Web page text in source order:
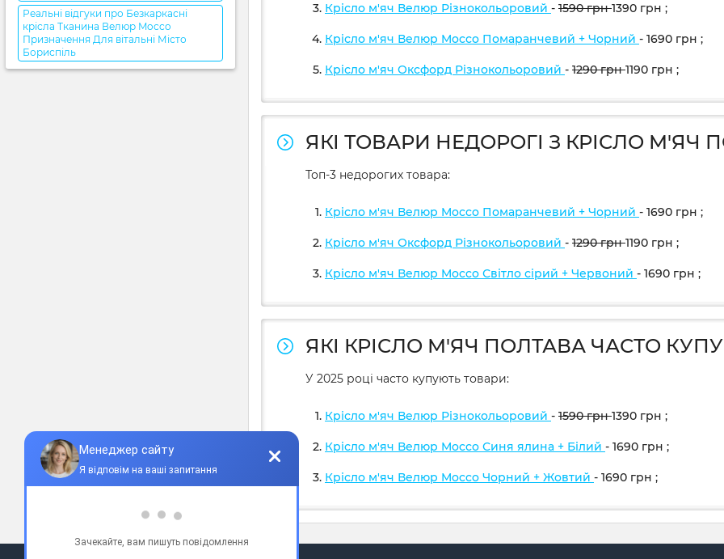
Реальні відгуки про Безкаркасні
крісла Тканина Велюр Mocco
Призначення Для вітальні Місто
Бориспіль
Крісло м'яч Велюр Різнокольоровий - 1590грн1390 грн ;
Крісло м'яч Велюр Mocco Помаранчевий + Чорний - 1690 грн ;
Крісло м'яч Оксфорд Різнокольоровий - 1290грн1190 грн ;
ЯКІ ТОВАРИ НЕДОРОГІ З КРІСЛО М'ЯЧ
Топ-3 недорогих товара:
Крісло м'яч Велюр Mocco Помаранчевий + Чорний - 1690 грн ;
Крісло м'яч Оксфорд Різнокольоровий - 1290грн1190 грн ;
Крісло м'яч Велюр Mocco Світло сірий + Червоний - 1690 грн ;
ЯКІ КРІСЛО М'ЯЧ ПОЛТАВА ЧАСТО
У 2025 році часто купують товари:
Крісло м'яч Велюр Різнокольоровий - 1590грн1390 грн ;
Крісло м'яч Велюр Mocco Синя ялина + Білий - 1690 грн ;
Крісло м'яч Велюр Mocco Чорний + Жовтий - 1690 грн ;